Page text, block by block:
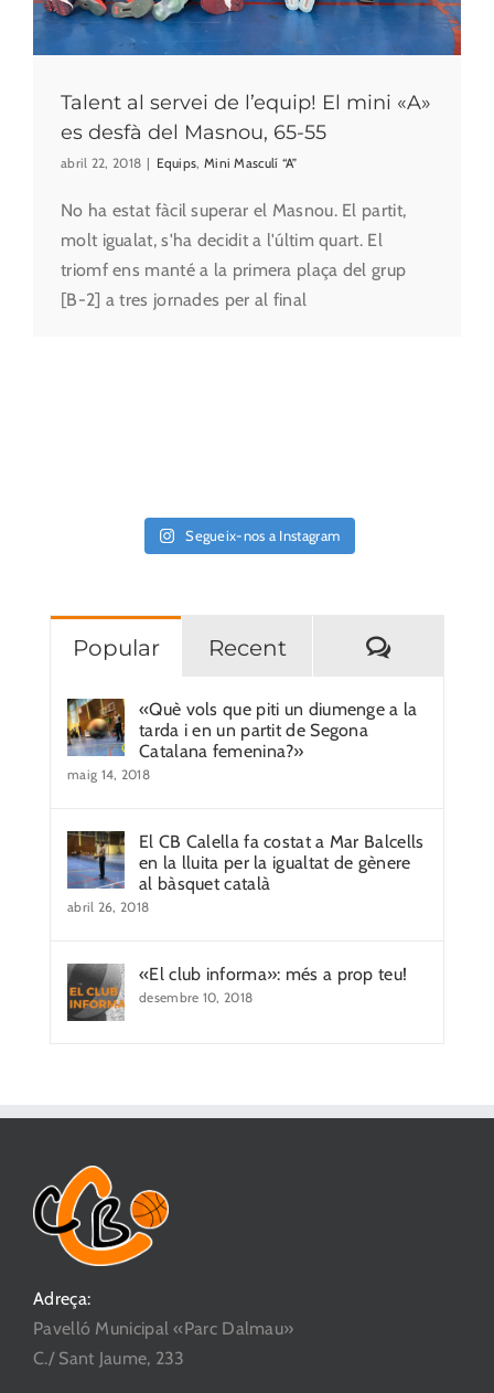
Talent al servei de l’equip! El mini «A»
es desfà del Masnou, 65-55
abril 22, 2018 | Equips, Mini Masculí “A”
No ha estat fàcil superar el Masnou. El partit,
molt igualat, s'ha decidit a l'últim quart. El
triomf ens manté a la primera plaça del grup
[B-2] a tres jornades per al final
Segueix-nos a Instagram
Popular Recent
«Què vols que piti un diumenge a la
tarda i en un partit de Segona
Catalana femenina?»
maig 14, 2018
El CB Calella fa costat a Mar Balcells
en la lluita per la igualtat de gènere
al bàsquet català
abril 26, 2018
«El club informa»: més a prop teu!
desembre 10, 2018
Adreça:
Pavelló Municipal «Parc Dalmau»
C./ Sant Jaume, 233